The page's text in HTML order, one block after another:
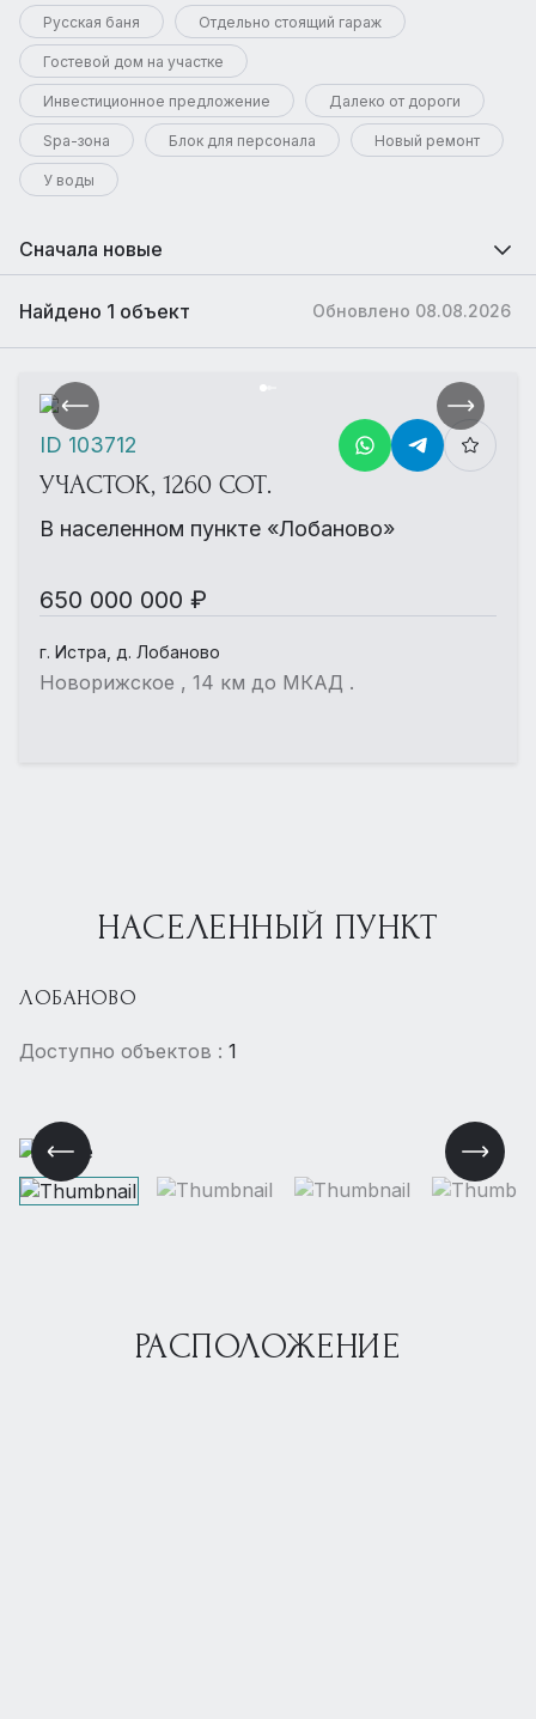
Русская баня Отдельно стоящий гараж
Гостевой дом на участке
Инвестиционное предложение Далеко от дороги
Spa-зона Блок для персонала Новый ремонт
У воды
Сначала новые
Обновлено 08.08.2026
Найдено 1 объект
УЧАСТОК, 1260 СОТ.
В населенном пункте «Лобаново»
650 000 000 ₽
г. Истра, д. Лобаново
Новорижское , 14 км до МКАД .
ID 103712
НАСЕЛЕННЫЙ ПУНКТ
ЛОБАНОВО
Доступно объектов : 1
РАСПОЛОЖЕНИЕ